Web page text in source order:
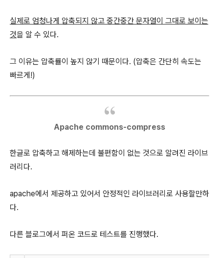
실제로 엄청나게 압축되지 않고 중간중간 문자열이 그대로 보이는
것을 알 수 있다.
그 이유는 압축률이 높지 않기 때문이다. (압축은 간단히 속도는
빠르게!)
Apache commons-compress
한글로 압축하고 해제하는데 불편함이 없는 것으로 알려진 라이브
러리다.
apache에서 제공하고 있어서 안정적인 라이브러리로 사용할만하
다.
다른 블로그에서 퍼온 코드로 테스트를 진행했다.